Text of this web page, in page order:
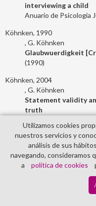
interviewing a child
Anuario de Psicología
Köhnken, 1990
G. Köhnken
Glaubwuerdigkeit
1990
Köhnken, 2004
G. Köhnken
Statement validity
truth
Cambridge, England
Köhnken, 2006
G. Köhnken
Anomalías de la
Nuevos caminos y
Utilizamos cookies
nuestros servicios y
análisis de sus
navegando, consideramos
a
política de cookies